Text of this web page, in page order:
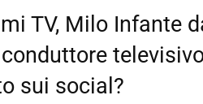
TV, Milo Infante
sui social?